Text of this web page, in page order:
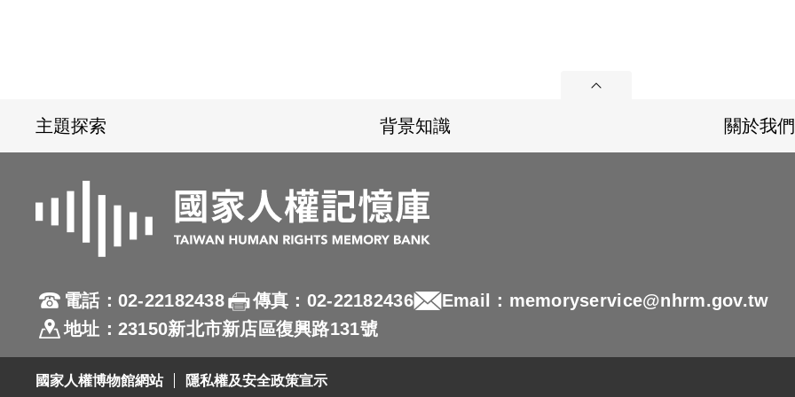
主題探索 背景知識 關於我們
電話：02-22182438 傳真：02-22182436
Email：memoryservice@nhrm.gov.tw
地址：23150新北市新店區復興路131號
國家人權博物館網站 隱私權及安全政策宣示